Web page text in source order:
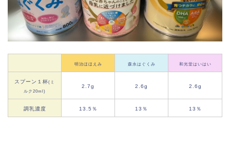
明治ほほえみ 森永はぐくみ 和光堂はいはい
スプーン１杯(ミ
ルク20ml)
2.7g 2.6g 2.6g
調乳濃度 13.5％ 13％ 13％